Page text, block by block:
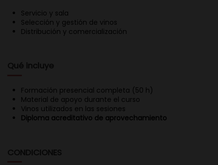
Servicio y sala
Selección y gestión de vinos
Distribución y comercialización
Qué incluye
Formación presencial completa (50 h)
Material de apoyo durante el curso
Vinos utilizados en las sesiones
Diploma acreditativo de aprovechamiento
CONDICIONES